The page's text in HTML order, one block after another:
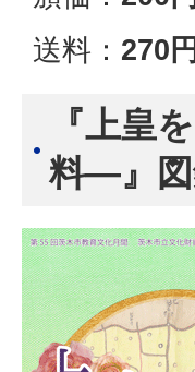
送料： 270円
『上皇
料―』